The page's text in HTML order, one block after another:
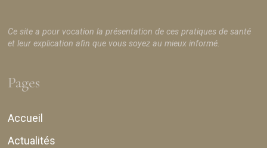
Ce site a pour vocation la présentation de ces pratiques de santé
et leur explication afin que vous soyez au mieux informé.
Pages
Accueil
Actualités